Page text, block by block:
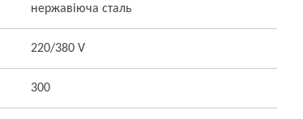
нержавіюча сталь
220/380 V
300